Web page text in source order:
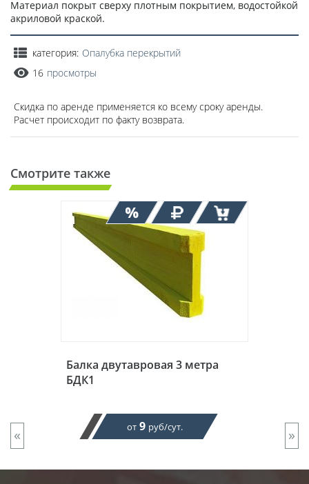
Материал покрыт сверху плотным покрытием, водостойкой
акриловой краской.
категория: Опалубка перекрытий
16 просмотры
Скидка по аренде применяется ко всему сроку аренды.
Расчет происходит по факту возврата.
Смотрите также
Балка двутавровая 3 метра
БДК1
от 9 руб/сут.
« »